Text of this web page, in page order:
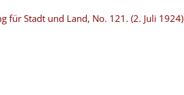
für Stadt und Land, No. 121. (2. Juli 1924)